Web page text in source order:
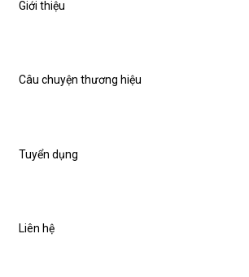
Giới thiệu
Câu chuyện thương hiệu
Tuyển dụng
Liên hệ